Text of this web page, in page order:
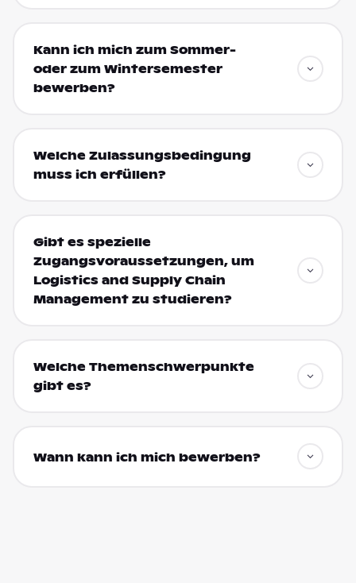
Kann ich mich zum Sommer-
oder zum Wintersemester
bewerben?
Welche Zulassungsbedingung
muss ich erfüllen?
Gibt es spezielle
Zugangsvoraussetzungen, um
Logistics and Supply Chain
Management zu studieren?
Welche Themenschwerpunkte
gibt es?
Wann kann ich mich bewerben?